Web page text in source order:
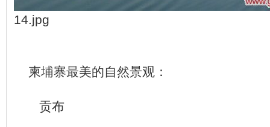
14.jpg
柬埔寨最美的自然景观：
贡布